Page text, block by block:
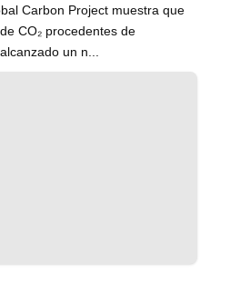
Carbon Project muestra que
CO₂ procedentes de
un n...